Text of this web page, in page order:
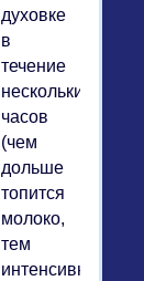
духовке
в
течение
нескольких
часов
(чем
дольше
топится
молоко,
тем
интенсивнее